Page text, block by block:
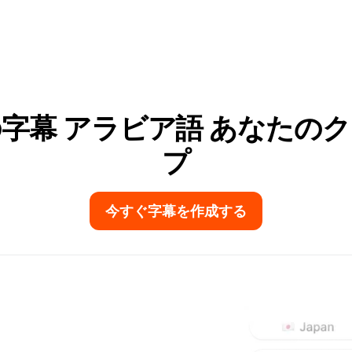
幕 アラビア語 あなたの
プ
今すぐ字幕を作成する